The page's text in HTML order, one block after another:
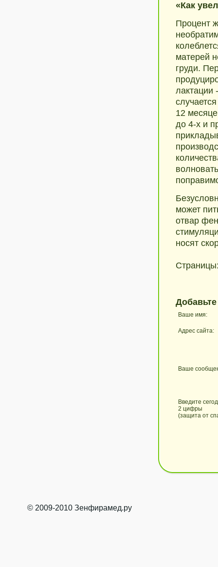
«Как
Процент
матерей
груди.
лактации
12
до 4-х и
может
отвар
носят
Ваше имя:
Адрес сайта:
Ваше
Введите
2 цифры
(защита от
© 2009-2010 Зенфирамед.ру